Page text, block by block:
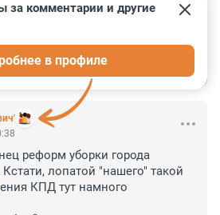
за комментарии и другие
в профиле
реформ уборки города
лопатой "нашего" такой
КПД тут намного